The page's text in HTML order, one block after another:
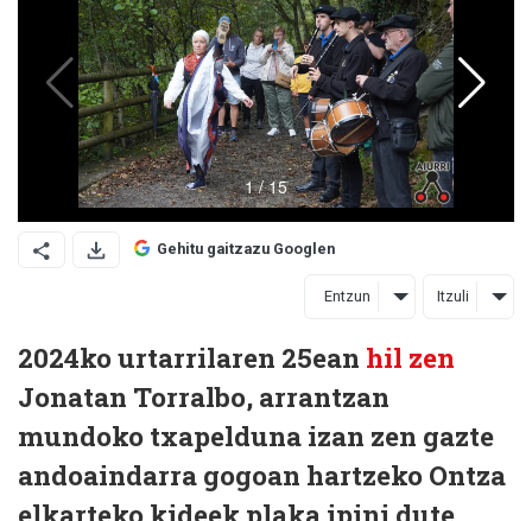
Gehitu gaitzazu Googlen
Entzun Itzuli
2024ko urtarrilaren 25ean hil zen
Jonatan Torralbo, arrantzan
mundoko txapelduna izan zen gazte
andoaindarra gogoan hartzeko Ontza